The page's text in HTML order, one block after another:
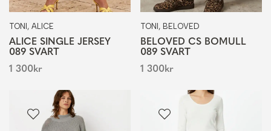
TONI, ALICE
ALICE SINGLE JERSEY
089 SVART
1 300kr
TONI, BELOVED
BELOVED CS BOMULL
089 SVART
1 300kr